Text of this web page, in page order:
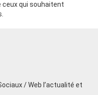
ceux qui souhaitent
/ Web l’actualité et